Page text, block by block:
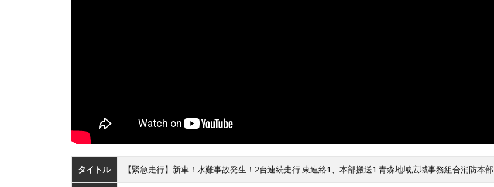
タイトル 【緊急走行】新車！水難事故発生！2台連続走行 東連絡1、本部搬送1 青森地域広域事務組合消防本部